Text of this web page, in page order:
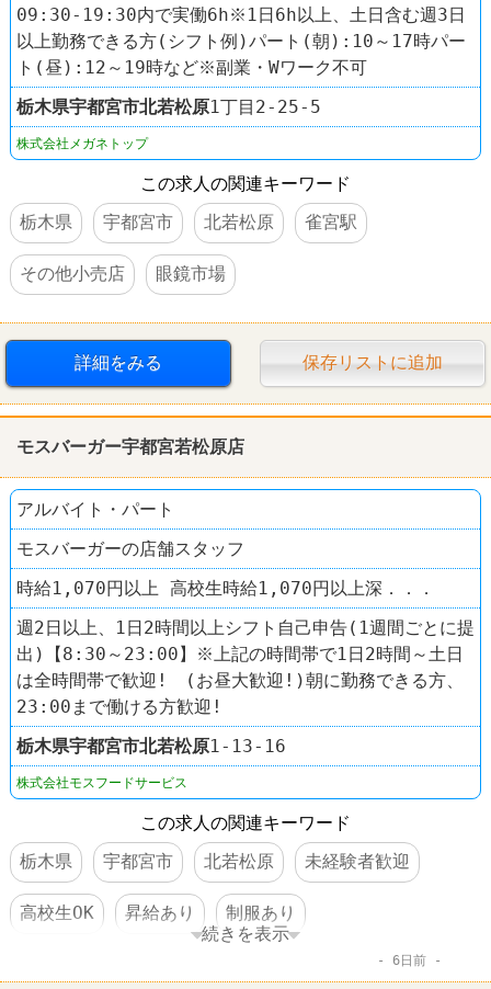
09:30-19:30内で実働6h※1日6h以上、土日含む週3日
以上勤務できる方(シフト例)パート(朝):10～17時パー
ト(昼):12～19時など※副業・Wワーク不可
栃木県宇都宮市北若松原1丁目2-25-5
株式会社メガネトップ
この求人の関連キーワード
栃木県
宇都宮市 北若松原 雀宮駅
その他小売店 眼鏡市場
詳細をみる 保存リストに追加
モスバーガー宇都宮若松原店
アルバイト・パート
モスバーガーの店舗スタッフ
時給1,070円以上 高校生時給1,070円以上深．．．
週2日以上、1日2時間以上シフト自己申告(1週間ごとに提
出)【8:30～23:00】※上記の時間帯で1日2時間～土日
は全時間帯で歓迎! (お昼大歓迎!)朝に勤務できる方、
23:00まで働ける方歓迎!
栃木県宇都宮市北若松原1-13-16
株式会社モスフードサービス
この求人の関連キーワード
栃木県
宇都宮市 北若松原 未経験者歓迎
高校生OK 昇給あり 制服あり
続きを表示
6日前